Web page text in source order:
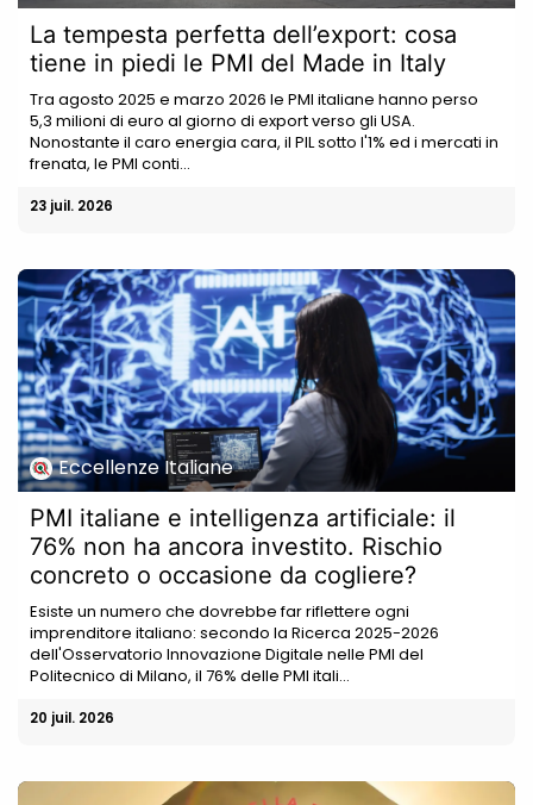
La tempesta perfetta dell’export: cosa
tiene in piedi le PMI del Made in Italy
Tra agosto 2025 e marzo 2026 le PMI italiane hanno perso
5,3 milioni di euro al giorno di export verso gli USA.
Nonostante il caro energia cara, il PIL sotto l'1% ed i mercati in
frenata, le PMI conti...
23 juil. 2026
Eccellenze Italiane
PMI italiane e intelligenza artificiale: il
76% non ha ancora investito. Rischio
concreto o occasione da cogliere?
Esiste un numero che dovrebbe far riflettere ogni
imprenditore italiano: secondo la Ricerca 2025-2026
dell'Osservatorio Innovazione Digitale nelle PMI del
Politecnico di Milano, il 76% delle PMI itali...
20 juil. 2026